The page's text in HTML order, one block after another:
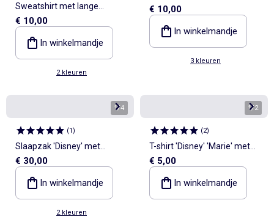
Sweatshirt met lange
mouwen en ruches op de
schouders
€ 10,00
In winkelmandje
2 kleuren
ongeborsteld molton
€ 10,00
In winkelmandje
3 kleuren
1/4
(1)
Slaapzak 'Disney' met
afneembare mouwen
€ 30,00
In winkelmandje
2 kleuren
1/2
(2)
T-shirt 'Disney' 'Marie' met
korte mouwen
€ 5,00
In winkelmandje